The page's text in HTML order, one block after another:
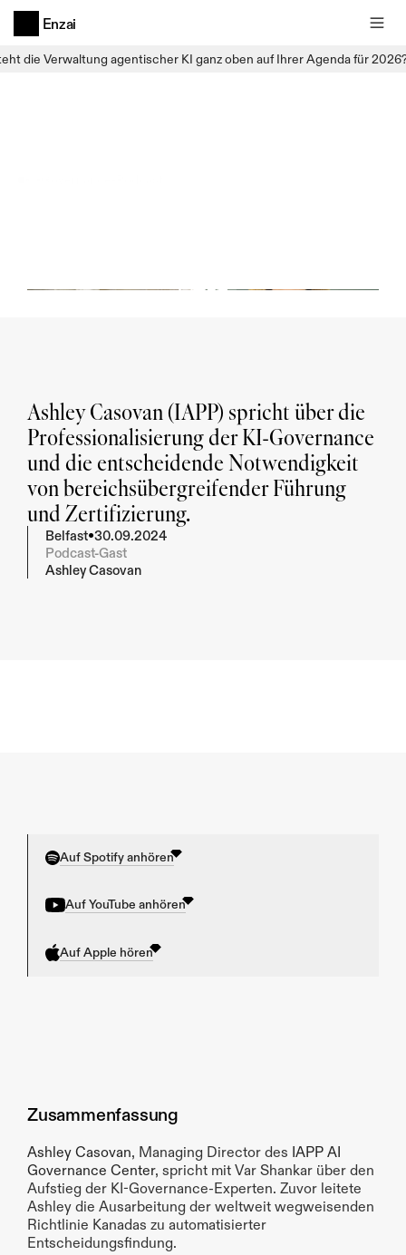
die Verwaltung agentischer KI ganz oben auf Ihrer Agenda für
Enzai
Ashley Casovan (IAPP) spricht über die
Professionalisierung der KI-Governance
und die entscheidende Notwendigkeit
von bereichsübergreifender Führung
und Zertifizierung.
Belfast•30.09.2024
Podcast-Gast
Ashley Casovan
Auf Spotify anhören
Auf YouTube anhören
Auf Apple hören
Zusammenfassung
Ashley Casovan, Managing Director des IAPP AI
Governance Center, spricht mit Var Shankar über den
Aufstieg der KI-Governance-Experten. Zuvor leitete
Ashley die Ausarbeitung der weltweit wegweisenden
Richtlinie Kanadas zu automatisierter
Entscheidungsfindung.